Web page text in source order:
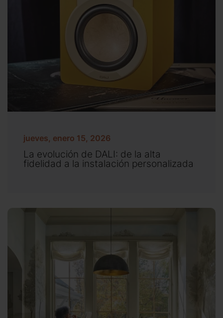
jueves, enero 15, 2026
La evolución de DALI: de la alta
fidelidad a la instalación personalizada